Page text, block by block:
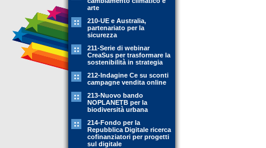
arte
210-UE e Australia,
partenariato per la
sicurezza
211-Serie di webinar
CreaSus per trasformare la
sostenibilità in strategia
212-Indagine Ce su sconti
campagne vendita online
213-Nuovo bando
NOPLANETB per la
biodiversità urbana
214-Fondo per la
Repubblica Digitale ricerca
cofinanziatori per progetti
sul digitale